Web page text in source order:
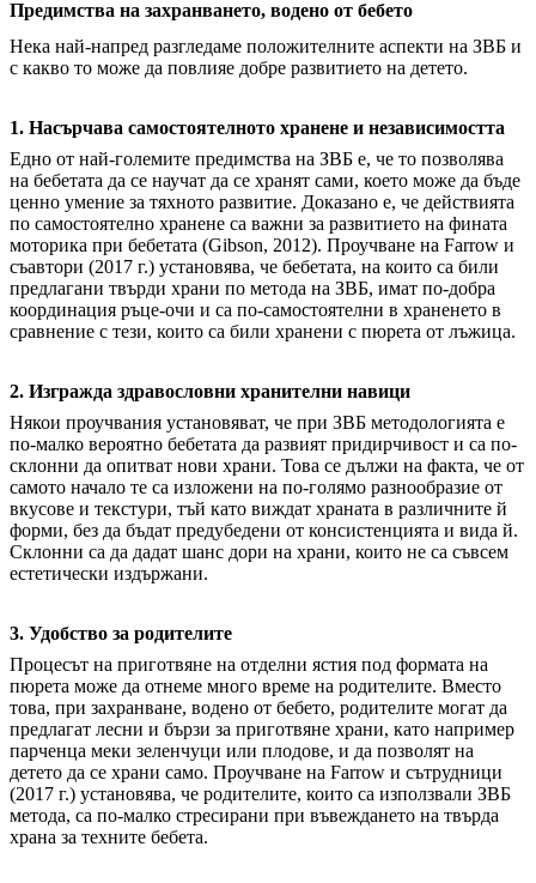
Предимства на захранването, водено от бебето
Нека най-напред разгледаме положителните аспекти на ЗВБ и
с какво то може да повлияе добре развитието на детето.
1. Насърчава самостоятелното хранене и независимостта
Едно от най-големите предимства на ЗВБ е, че то позволява
на бебетата да се научат да се хранят сами, което може да бъде
ценно умение за тяхното развитие. Доказано е, че действията
по самостоятелно хранене са важни за развитието на фината
моторика при бебетата (Gibson, 2012). Проучване на Farrow и
съавтори (2017 г.) установява, че бебетата, на които са били
предлагани твърди храни по метода на ЗВБ, имат по-добра
координация ръце-очи и са по-самостоятелни в храненето в
сравнение с тези, които са били хранени с пюрета от лъжица.
2. Изгражда здравословни хранителни навици
Някои проучвания установяват, че при ЗВБ методологията е
по-малко вероятно бебетата да развият придирчивост и са по-
склонни да опитват нови храни. Това се дължи на факта, че от
самото начало те са изложени на по-голямо разнообразие от
вкусове и текстури, тъй като виждат храната в различните й
форми, без да бъдат предубедени от консистенцията и вида й.
Склонни са да дадат шанс дори на храни, които не са съвсем
естетически издържани.
3. Удобство за родителите
Процесът на приготвяне на отделни ястия под формата на
пюрета може да отнеме много време на родителите. Вместо
това, при захранване, водено от бебето, родителите могат да
предлагат лесни и бързи за приготвяне храни, като например
парченца меки зеленчуци или плодове, и да позволят на
детето да се храни само. Проучване на Farrow и сътрудници
(2017 г.) установява, че родителите, които са използвали ЗВБ
метода, са по-малко стресирани при въвеждането на твърда
храна за техните бебета.